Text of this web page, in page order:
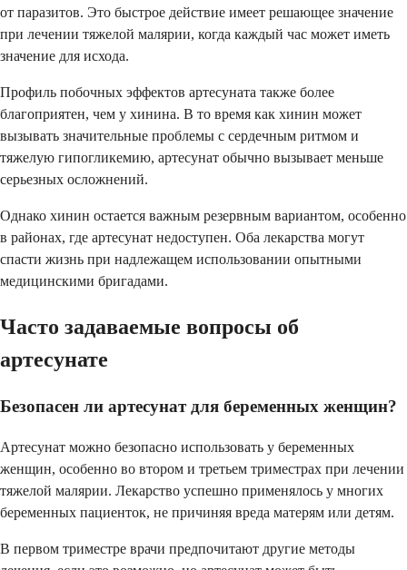
от паразитов. Это быстрое действие имеет решающее значение
при лечении тяжелой малярии, когда каждый час может иметь
значение для исхода.
Профиль побочных эффектов артесуната также более
благоприятен, чем у хинина. В то время как хинин может
вызывать значительные проблемы с сердечным ритмом и
тяжелую гипогликемию, артесунат обычно вызывает меньше
серьезных осложнений.
Однако хинин остается важным резервным вариантом, особенно
в районах, где артесунат недоступен. Оба лекарства могут
спасти жизнь при надлежащем использовании опытными
медицинскими бригадами.
Часто задаваемые вопросы об
артесунате
Безопасен ли артесунат для беременных женщин?
Артесунат можно безопасно использовать у беременных
женщин, особенно во втором и третьем триместрах при лечении
тяжелой малярии. Лекарство успешно применялось у многих
беременных пациенток, не причиняя вреда матерям или детям.
В первом триместре врачи предпочитают другие методы